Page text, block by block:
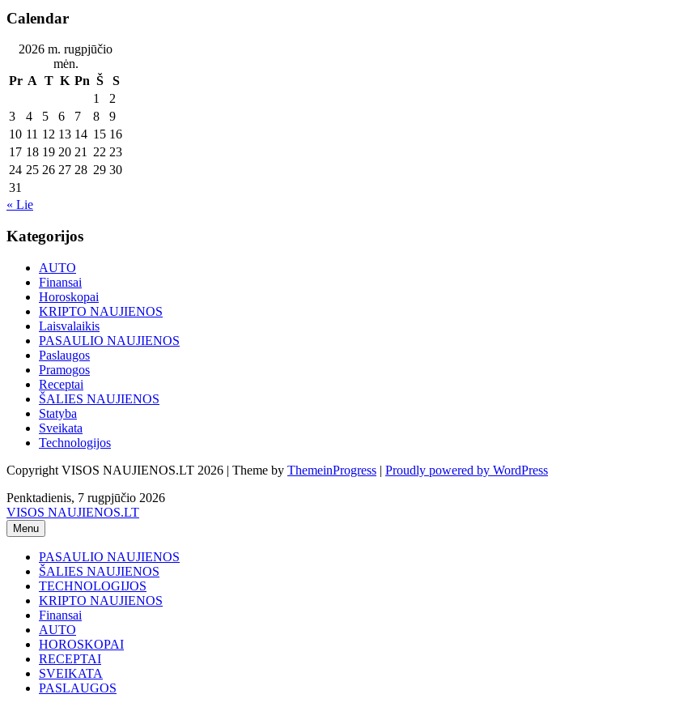
Calendar
2026 m. rugpjūčio
mėn.
Pr A T K Pn Š
S
1
2
3
4 5 6 7 8
9
10 11 12 13 14 15 16
17 18 19 20 21 22 23
24 25 26 27 28 29 30
31
« Lie
Kategorijos
AUTO
Finansai
Horoskopai
KRIPTO NAUJIENOS
Laisvalaikis
PASAULIO NAUJIENOS
Paslaugos
Pramogos
Receptai
ŠALIES NAUJIENOS
Statyba
Sveikata
Technologijos
Copyright VISOS NAUJIENOS.LT 2026 | Theme by ThemeinProgress | Proudly powered by WordPress
Penktadienis, 7 rugpjūčio 2026
VISOS NAUJIENOS.LT
Menu
PASAULIO NAUJIENOS
ŠALIES NAUJIENOS
TECHNOLOGIJOS
KRIPTO NAUJIENOS
Finansai
AUTO
HOROSKOPAI
RECEPTAI
SVEIKATA
PASLAUGOS